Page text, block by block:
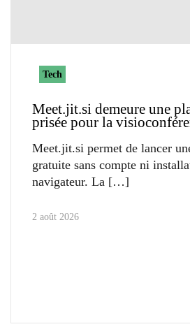
Tech
Meet.jit.si demeure une
prisée pour la
Meet.jit.si permet de lancer
gratuite sans compte ni
navigateur. La
2 août 2026